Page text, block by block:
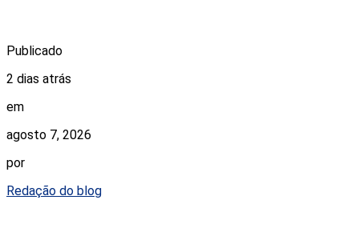
Publicado
2 dias atrás
em
agosto 7, 2026
por
Redação do blog